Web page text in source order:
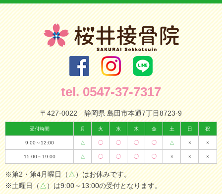
tel. 0547-37-7317
〒427-0022静岡県 島田市本通7丁目8723-9
受付時間 月 火 水 木 金 土 日 祝
9:00～12:00 △ ◯ ◯ ◯ ◯ △ × ×
15:00～19:00 △ ◯ ◯ ◯ ◯ × × ×
※第2・第4月曜日（△）はお休みです。
※土曜日（△）は9:00～13:00の受付となります。